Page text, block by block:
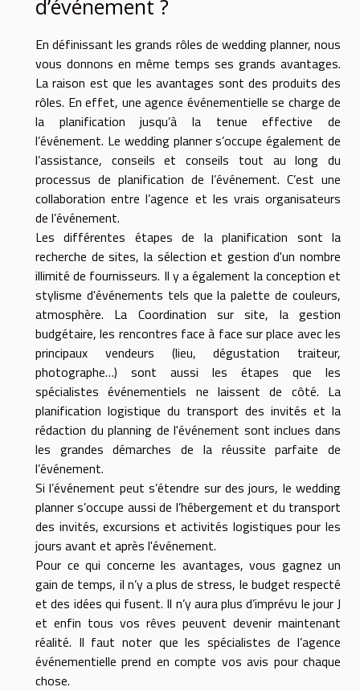
d’événement ?
En définissant les grands rôles de wedding planner, nous
vous donnons en même temps ses grands avantages.
La raison est que les avantages sont des produits des
rôles. En effet, une agence événementielle se charge de
la planification jusqu’à la tenue effective de
l’événement. Le wedding planner s’occupe également de
l’assistance, conseils et conseils tout au long du
processus de planification de l’événement. C’est une
collaboration entre l’agence et les vrais organisateurs
de l’événement.
Les différentes étapes de la planification sont la
recherche de sites, la sélection et gestion d'un nombre
illimité de fournisseurs. Il y a également la conception et
stylisme d'événements tels que la palette de couleurs,
atmosphère. La Coordination sur site, la gestion
budgétaire, les rencontres face à face sur place avec les
principaux vendeurs (lieu, dégustation traiteur,
photographe…) sont aussi les étapes que les
spécialistes événementiels ne laissent de côté. La
planification logistique du transport des invités et la
rédaction du planning de l'événement sont inclues dans
les grandes démarches de la réussite parfaite de
l’événement.
Si l’événement peut s’étendre sur des jours, le wedding
planner s’occupe aussi de l’hébergement et du transport
des invités, excursions et activités logistiques pour les
jours avant et après l'événement.
Pour ce qui concerne les avantages, vous gagnez un
gain de temps, il n’y a plus de stress, le budget respecté
et des idées qui fusent. Il n’y aura plus d’imprévu le jour J
et enfin tous vos rêves peuvent devenir maintenant
réalité. Il faut noter que les spécialistes de l’agence
événementielle prend en compte vos avis pour chaque
chose.